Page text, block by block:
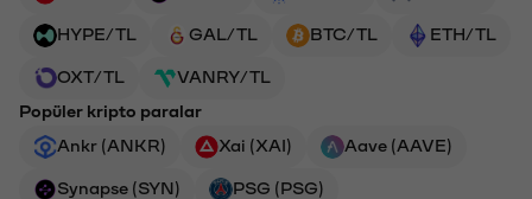
HYPE/TL GAL/TL BTC/TL ETH/TL
OXT/TL
VANRY/TL
Popüler kripto paralar
Ankr (ANKR)
Xai (XAI) Aave (AAVE)
Synapse (SYN) PSG (PSG)